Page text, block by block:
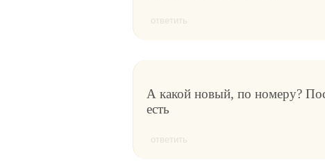
ответить
А какой новый, по номеру?
есть
ответить